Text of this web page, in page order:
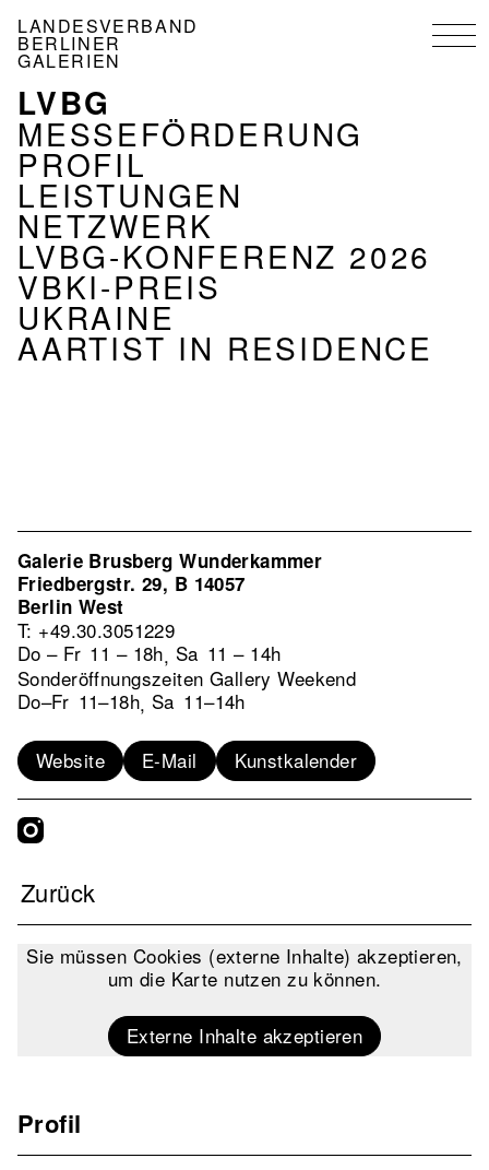
zum
Inhalt
LANDESVERBAND
BERLINER
GALERIEN
NAVIGATION
VERBAND
LVBG
MESSEFÖRDERUNG
PROFIL
LEISTUNGEN
NETZWERK
LVBG-KONFERENZ 2026
VBKI-PREIS
UKRAINE
AARTIST IN RESIDENCE
Zurück
Sie müssen Cookies (externe Inhalte) akzeptieren,
um die Karte nutzen zu können.
Externe Inhalte akzeptieren
Profil
Galerie Brusberg Wunderkammer
Friedbergstr. 29, B 14057
Berlin West
T: +49.30.3051229
Do – Fr 11 – 18h, Sa 11 – 14h
Sonderöffnungszeiten Gallery Weekend
Do–Fr 11–18h, Sa 11–14h
Website E-Mail Kunstkalender